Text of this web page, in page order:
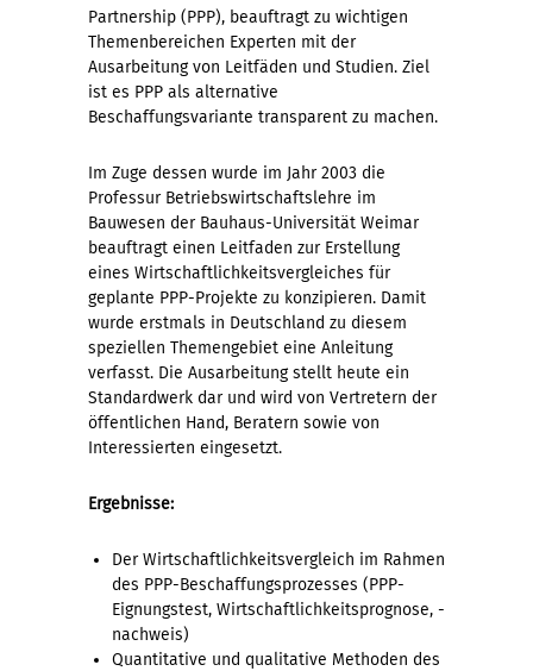
Partnership (PPP), beauftragt zu wichtigen
Themenbereichen Experten mit der
Ausarbeitung von Leitfäden und Studien. Ziel
ist es PPP als alternative
Beschaffungsvariante transparent zu machen.
Im Zuge dessen wurde im Jahr 2003 die
Professur Betriebswirtschaftslehre im
Bauwesen der Bauhaus-Universität Weimar
beauftragt einen Leitfaden zur Erstellung
eines Wirtschaftlichkeitsvergleiches für
geplante PPP-Projekte zu konzipieren. Damit
wurde erstmals in Deutschland zu diesem
speziellen Themengebiet eine Anleitung
verfasst. Die Ausarbeitung stellt heute ein
Standardwerk dar und wird von Vertretern der
öffentlichen Hand, Beratern sowie von
Interessierten eingesetzt.
Ergebnisse:
Der Wirtschaftlichkeitsvergleich im Rahmen
des PPP-Beschaffungsprozesses (PPP-
Eignungstest, Wirtschaftlichkeitsprognose, -
nachweis)
Quantitative und qualitative Methoden des